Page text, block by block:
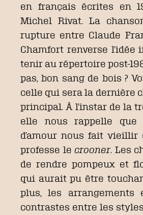
en français écrites en
Michel Rivat. La
rupture entre Claude
Chamfort renverse l’idée
tenir au répertoire post-
pas, bon sang de bois ?
celle qui sera la dernière
principal. À l’instar de la
elle nous rappelle que
d’amour nous fait vieillir
professe lecrooner. Les
de rendre pompeux et
qui aurait pu être
plus, les arrangements
contrastes entre les